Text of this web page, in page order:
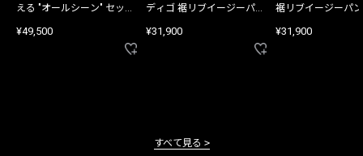
える "オールシーン" セット
¥49,500
ディゴ 裾リブイージーパン
¥31,900
裾リブイージーパ
¥31,900
すべて見る